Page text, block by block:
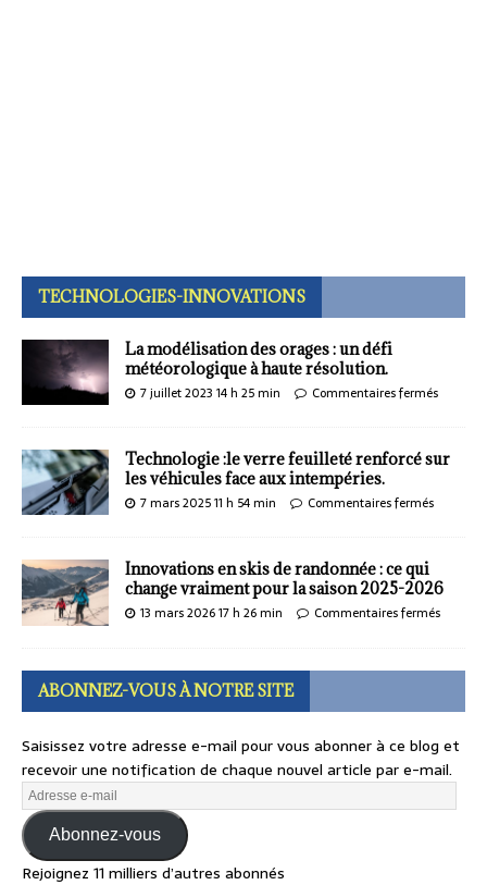
TECHNOLOGIES-INNOVATIONS
La modélisation des orages : un défi
météorologique à haute résolution.
7 juillet 2023 14 h 25 min Commentaires fermés
Technologie :le verre feuilleté renforcé sur
les véhicules face aux intempéries.
7 mars 2025 11 h 54 min Commentaires fermés
Innovations en skis de randonnée : ce qui
change vraiment pour la saison 2025-2026
13 mars 2026 17 h 26 min Commentaires fermés
ABONNEZ-VOUS À NOTRE SITE
Saisissez votre adresse e-mail pour vous abonner à ce blog et
recevoir une notification de chaque nouvel article par e-mail.
Abonnez-vous
Rejoignez 11 milliers d’autres abonnés